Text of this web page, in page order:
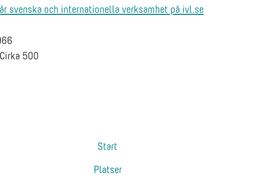
svenska och internationella verksamhet på ivl.se
Cirka 500
Start
Platser